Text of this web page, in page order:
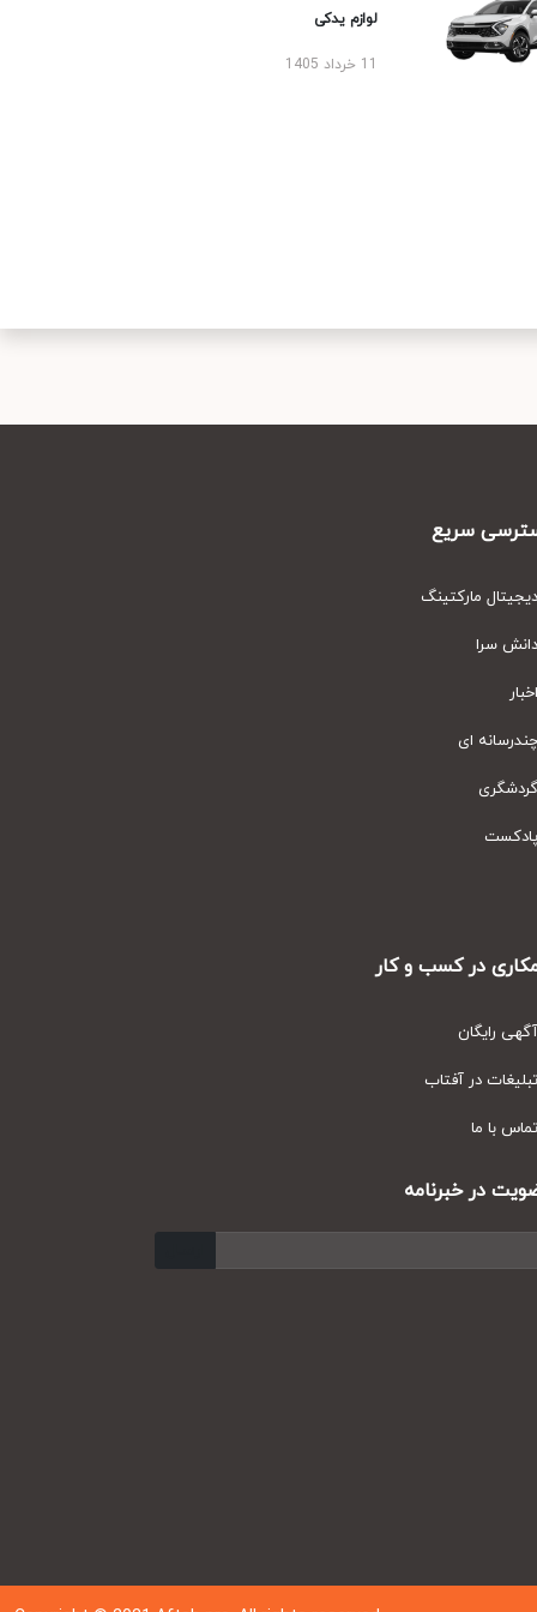
لوازم یدکی
سریع
مارکتینگ
سرا
ای
در کسب و کار
رایگان
در آفتاب
با ما
در خبرنامه